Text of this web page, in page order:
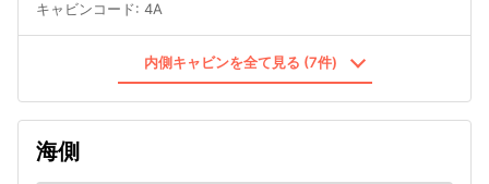
キャビンコード: 4A
内側キャビンを全て見る (7件)
海側